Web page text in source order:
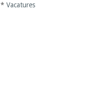
*Vacatures